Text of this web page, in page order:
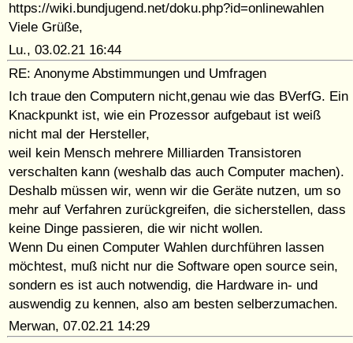
https://wiki.bundjugend.net/doku.php?id=onlinewahlen
Viele Grüße,
Lu., 03.02.21 16:44
RE: Anonyme Abstimmungen und Umfragen
Ich traue den Computern nicht,genau wie das BVerfG. Ein
Knackpunkt ist, wie ein Prozessor aufgebaut ist weiß
nicht mal der Hersteller,
weil kein Mensch mehrere Milliarden Transistoren
verschalten kann (weshalb das auch Computer machen).
Deshalb müssen wir, wenn wir die Geräte nutzen, um so
mehr auf Verfahren zurückgreifen, die sicherstellen, dass
keine Dinge passieren, die wir nicht wollen.
Wenn Du einen Computer Wahlen durchführen lassen
möchtest, muß nicht nur die Software open source sein,
sondern es ist auch notwendig, die Hardware in- und
auswendig zu kennen, also am besten selberzumachen.
Merwan, 07.02.21 14:29